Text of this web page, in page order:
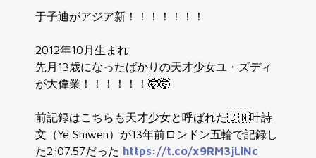
于子迪がアジア新！！！！！！！
2012年10月生まれ
先月13歳になったばかりの天才少女ユ・ズディ
が大偉業！！！！！！🤯🤯
前記録はこちらも天才少女と呼ばれた🇨🇳叶詩
文（Ye Shiwen）が13年前ロンドン五輪で記録し
た2:07.57だった https://t.co/x9RM3jLlNc